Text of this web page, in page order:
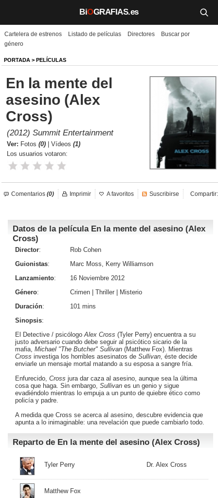
BiOGRAFIAS.es
Biografías
Películas
TV
Música
Un día como hoy
Videos
Galerías
Cartelera de estrenos Listado de películas Directores
Buscar por
género
PORTADA > PELÍCULAS
En la mente del
asesino (Alex
Cross)
(2012) Summit Entertainment
Ver: Fotos (0) Vídeos (1)
Los usuarios votaron:
Comentarios (0) Compartir:
Imprimir A favoritos Suscribirse
Datos de la película En la mente del asesino (Alex
Cross)
Director:
Rob Cohen
Guionistas:
Marc Moss, Kerry Williamson
Lanzamiento:
16 Noviembre 2012
Género: Crimen Thriller
Misterio
Duración:
101 mins
Sinopsis:
El Detective / psicólogoAlex Cross (Tyler Perry) encuentra a su
justo adversario cuando debe seguir al psicótico sicario de la
mafia, Michael "The Butcher" Sullivan (Matthew Fox). Mientras
Cross investiga los horribles asesinatos de Sullivan, éste decide
enviarle un mensaje mortal matando a su esposa a sangre fría.
Enfurecido, Cross jura dar caza al asesino, aunque sea la última
cosa que haga. Sin embargo, Sullivan es un genio y sigue
evadiéndolo mientras lo empuja a un punto de quiebre ético como
policía y padre.
A medida que Cross se acerca al asesino, descubre evidencia que
apunta a lo inimaginable: una revelación que puede cambiarlo todo.
Reparto de En la mente del asesino (Alex Cross)
Tyler Perry Dr. Alex Cross
Matthew Fox